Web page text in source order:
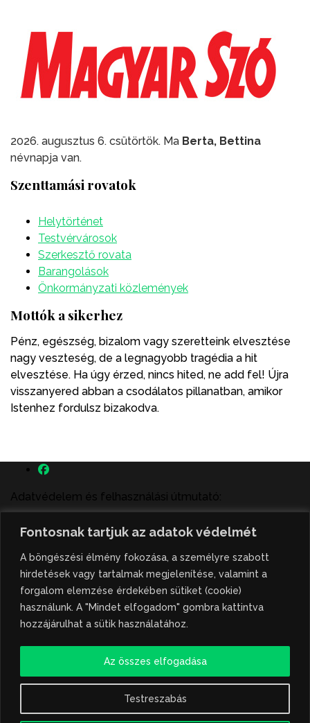
Fontosnak tartjuk az adatok védelmét
A böngészési élmény fokozása, a személyre szabott
hirdetések vagy tartalmak megjelenítése, valamint a
forgalom elemzése érdekében sütiket (cookie)
használunk. A "Mindet elfogadom" gombra kattintva
hozzájárulhat a sütik használatához.
Testreszabás
Az összes elfogadása
2026. augusztus 6. csütörtök. Ma Berta, Bettina
névnapja van.
Szenttamási rovatok
Helytörténet
Testvérvárosok
Szerkesztő rovata
Barangolások
Önkormányzati közlemények
Mottók a sikerhez
Pénz, egészség, bizalom vagy szeretteink elvesztése
nagy veszteség, de a legnagyobb tragédia a hit
elvesztése. Ha úgy érzed, nincs hited, ne add fel! Újra
visszanyered abban a csodálatos pillanatban, amikor
Istenhez fordulsz bizakodva.
Adatvédelem és felhasználási útmutató:
A szenttamás.rs magyar nyelvű internetes hírportálon
megjelenő szerzői írások, a híranyag és minden egyéb
tartalom a portált működtető Gion Nándor Kulturális
Központ szellemi tulajdonát képezik, amely szellemi
tulajdont a nemzetközi és szerbiai törvények védik. A
jogosulatlan felhasználás büntető- és polgári jogi
következményeket von maga után. A hírportálon
ismertetése, illetve közzétett fotók átvétele kizárólag
csak hivatkozással, illetve a forrás megjelölésével
Hivatkozás formája: szenttamas.rs